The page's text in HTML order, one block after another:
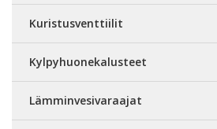
Kuristusventtiilit
Kylpyhuonekalusteet
Lämminvesivaraajat